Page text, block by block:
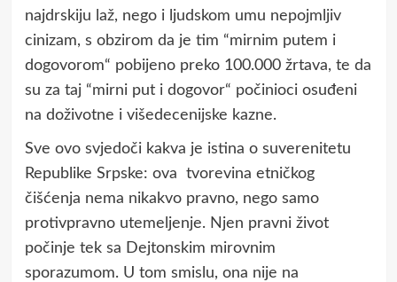
najdrskiju laž, nego i ljudskom umu nepojmljiv
cinizam, s obzirom da je tim “mirnim putem i
dogovorom“ pobijeno preko 100.000 žrtava, te da
su za taj “mirni put i dogovor“ počinioci osuđeni
na doživotne i višedecenijske kazne.
Sve ovo svjedoči kakva je istina o suverenitetu
Republike Srpske: ova tvorevina etničkog
čišćenja nema nikakvo pravno, nego samo
protivpravno utemeljenje. Njen pravni život
počinje tek sa Dejtonskim mirovnim
sporazumom. U tom smislu, ona nije na